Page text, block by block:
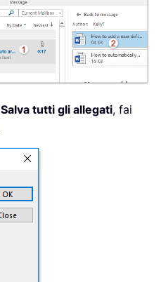
Salva tutti gli allegati, fai